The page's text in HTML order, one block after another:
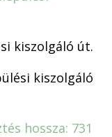
kiszolgáló út.
kiszolgáló
hossza: 731